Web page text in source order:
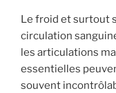
Le froid et surtout
circulation
les articulations
essentielles
souvent